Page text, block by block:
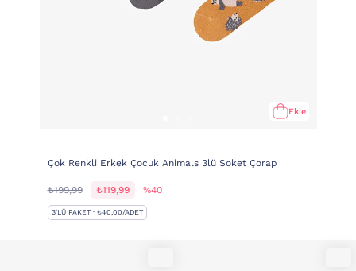
Ekle
Çok Renkli Erkek Çocuk Animals 3lü Soket Çorap
₺199,99 ₺119,99 %40
3'LÜ PAKET · ₺40,00/ADET